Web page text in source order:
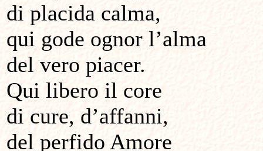
di placida calma,
qui gode ognor l’alma
del vero piacer.
Qui libero il core
di cure, d’affanni,
del perfido Amore